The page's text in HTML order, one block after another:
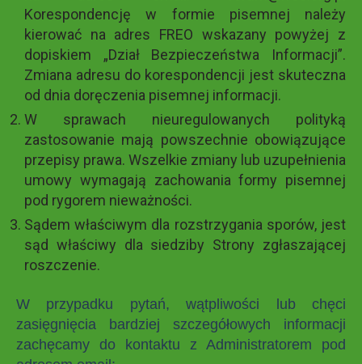
Korespondencję w formie pisemnej należy
kierować na adres FREO wskazany powyżej z
dopiskiem „Dział Bezpieczeństwa Informacji”.
Zmiana adresu do korespondencji jest skuteczna
od dnia doręczenia pisemnej informacji.
W sprawach nieuregulowanych polityką
zastosowanie mają powszechnie obowiązujące
przepisy prawa. Wszelkie zmiany lub uzupełnienia
umowy wymagają zachowania formy pisemnej
pod rygorem nieważności.
Sądem właściwym dla rozstrzygania sporów, jest
sąd właściwy dla siedziby Strony zgłaszającej
roszczenie.
W przypadku pytań, wątpliwości lub chęci
zasięgnięcia bardziej szczegółowych informacji
zachęcamy do kontaktu z Administratorem pod